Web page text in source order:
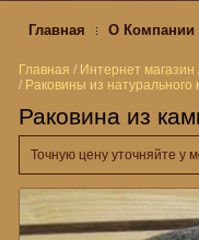
Главная О Компании
Главная / Интернет магазин
/ Раковины из натурального
Раковина из
Точную цену уточняйте у